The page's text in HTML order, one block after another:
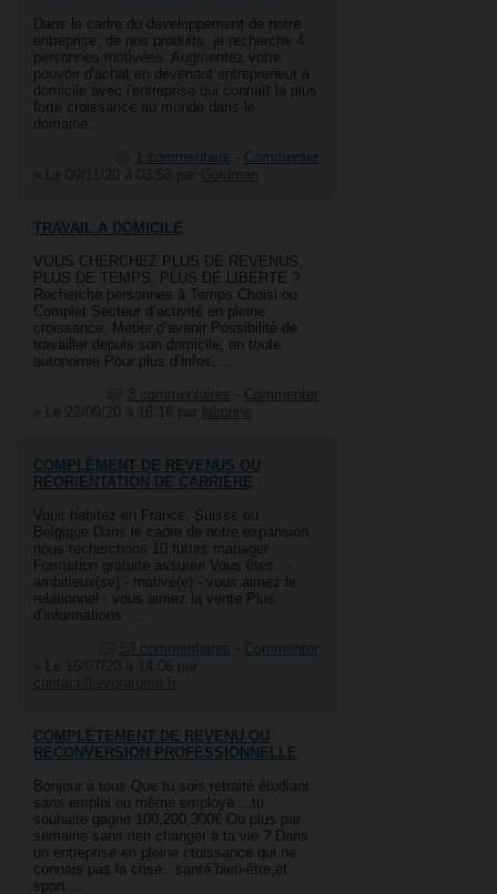
Dans le cadre du développement de notre
entreprise, de nos produits, je recherche 4
personnes motivées. Augmentez votre
pouvoir d'achat en devenant entrepreneur à
domicile avec l'entreprise qui connaît la plus
forte croissance au monde dans le
domaine…
1 commentaire - Commenter
»
TRAVAIL A DOMICILE
VOUS CHERCHEZ PLUS DE REVENUS,
PLUS DE TEMPS, PLUS DE LIBERTE ?
Recherche personnes à Temps Choisi ou
Complet Secteur d’activité en pleine
croissance, Métier d’avenir Possibilité de
travailler depuis son domicile, en toute
autonomie Pour plus d’infos,…
3 commentaires - Commenter
»
COMPLÉMENT DE REVENUS OU
RÉORIENTATION DE CARRIÈRE
Vous habitez en France, Suisse ou
Belgique Dans le cadre de notre expansion,
nous recherchons 10 futurs manager.
Formation gratuite assurée Vous êtes : -
ambitieux(se) - motivé(e) - vous aimez le
relationnel - vous aimez la vente Plus
d'informations :…
53 commentaires - Commenter
»
COMPLÈTEMENT DE REVENU OU
RECONVERSION PROFESSIONNELLE
Bonjour à tous Que tu sois retraité étudiant
sans emploi ou même employé ...tu
souhaite gagné 100,200,300€ Ou plus par
semaine sans rien changer à ta vie ? Dans
un entreprise en pleine croissance qui ne
connais pas la crise...santé,bien-être,et
sport.…